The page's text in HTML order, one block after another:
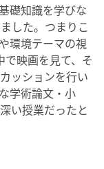
礎知識を学びな
した。つまりこ
環境テーマの視
で映画を見て、そ
ッションを行い
学術論文・小
い授業だったと